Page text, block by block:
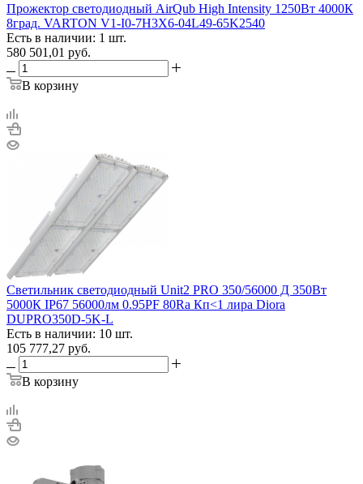
Прожектор светодиодный AirQub High Intensity 1250Вт 4000К
8град. VARTON V1-I0-7H3X6-04L49-65K2540
Есть в наличии: 1 шт.
580 501,01 руб.
В корзину
Светильник светодиодный Unit2 PRO 350/56000 Д 350Вт
5000К IP67 56000лм 0.95PF 80Ra Кп<1 лира Diora
DUPRO350D-5K-L
Есть в наличии: 10 шт.
105 777,27 руб.
В корзину